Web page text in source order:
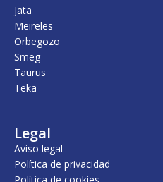
Jata
Meireles
Orbegozo
Smeg
Taurus
Teka
Legal
Aviso legal
Política de privacidad